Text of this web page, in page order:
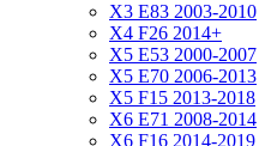
X3 E83 2003-2010
X4 F26 2014+
X5 E53 2000-2007
X5 E70 2006-2013
X5 F15 2013-2018
X6 E71 2008-2014
X6 F16 2014-2019